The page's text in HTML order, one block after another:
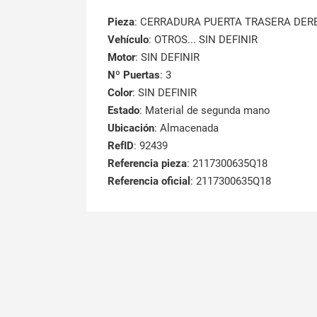
Pieza: CERRADURA PUERTA TRASERA
Vehículo: OTROS... SIN DEFINIR
Motor: SIN DEFINIR
Nº Puertas: 3
Color: SIN DEFINIR
Estado: Material de segunda mano
Ubicación: Almacenada
RefID: 92439
Referencia pieza: 2117300635Q18
Referencia oficial : 2117300635Q18